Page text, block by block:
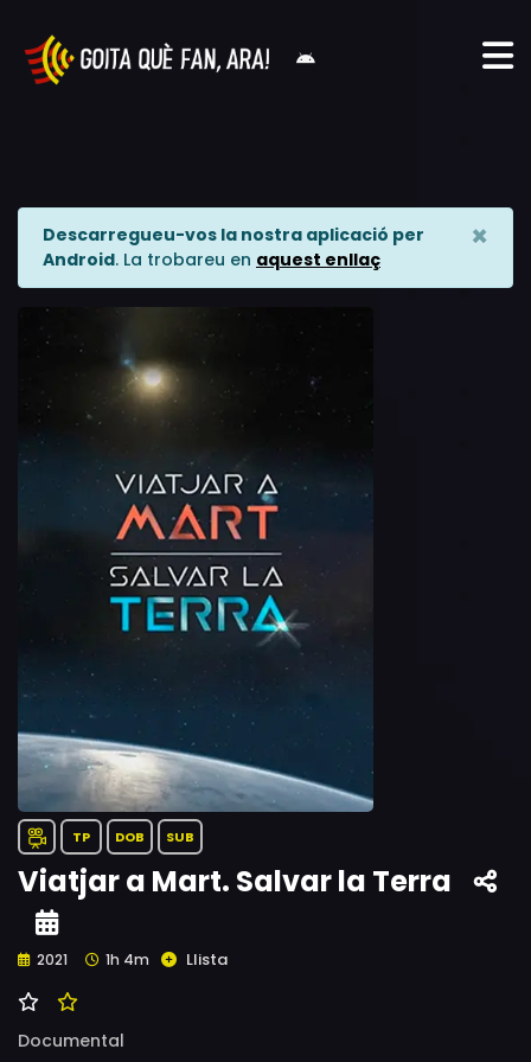
Descarregueu-vos la nostra aplicació per
Android. La trobareu en aquest enllaç
×
TP DOB SUB
Viatjar a Mart. Salvar la Terra
2021 1h 4m Llista
Documental